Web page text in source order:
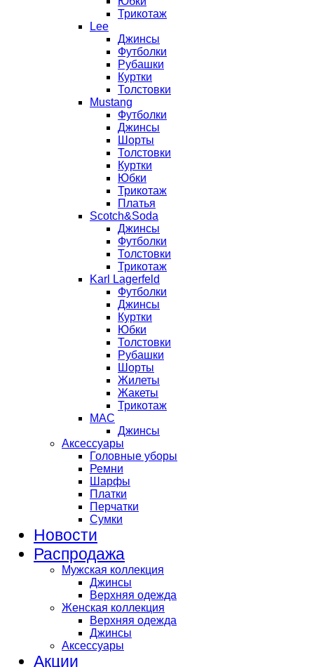
Трикотаж
Lee
Джинсы
Футболки
Рубашки
Куртки
Толстовки
Mustang
Футболки
Джинсы
Шорты
Толстовки
Куртки
Юбки
Трикотаж
Платья
Scotch&Soda
Джинсы
Футболки
Толстовки
Трикотаж
Karl Lagerfeld
Футболки
Джинсы
Куртки
Юбки
Толстовки
Рубашки
Шорты
Жилеты
Жакеты
Трикотаж
MAC
Джинсы
Аксессуары
Головные уборы
Ремни
Шарфы
Платки
Перчатки
Сумки
Новости
Распродажа
Мужская коллекция
Джинсы
Верхняя одежда
Женская коллекция
Верхняя одежда
Джинсы
Аксессуары
Акции